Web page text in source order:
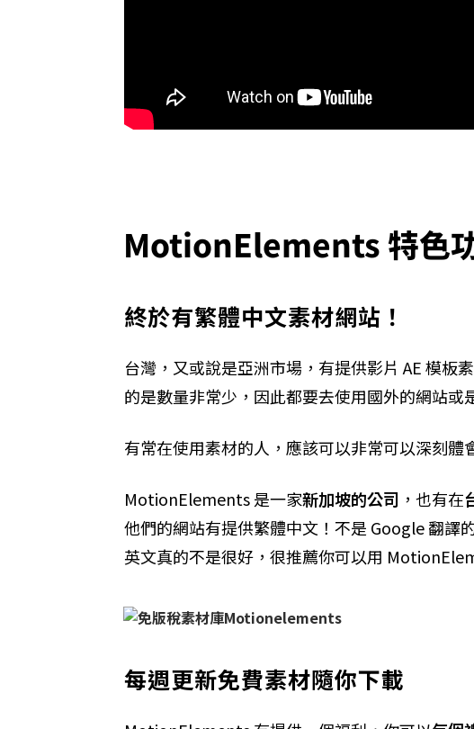
MotionElements 特色
終於有繁體中文素材網站！
台灣，又或說是亞洲市場，有提供影片 AE 模板
的是數量非常少，因此都要去使用國外的網站或
有常在使用素材的人，應該可以非常可以深刻
MotionElements 是一家新加坡的公司 ，也有在
他們的網站有提供繁體中文！不是 Google 翻譯
英文真的不是很好，很推薦你可以用
每週更新免費素材隨你下載